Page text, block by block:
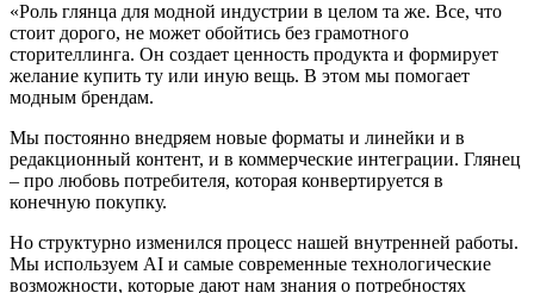
«Роль глянца для модной индустрии в целом та же. Все, что
стоит дорого, не может обойтись без грамотного
сторителлинга. Он создает ценность продукта и формирует
желание купить ту или иную вещь. В этом мы помогает
модным брендам.
Мы постоянно внедряем новые форматы и линейки и в
редакционный контент, и в коммерческие интеграции. Глянец
– про любовь потребителя, которая конвертируется в
конечную покупку.
Но структурно изменился процесс нашей внутренней работы.
Мы используем AI и самые современные технологические
возможности, которые дают нам знания о потребностях